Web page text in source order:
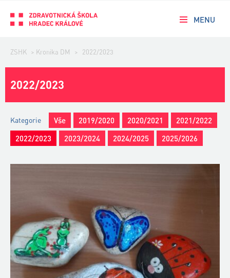
MENU
ZSHK > Kronika DM > 2022/2023
2022/2023
Kategorie Vše 2019/2020 2020/2021
2021/2022
2022/2023
2023/2024 2024/2025 2025/2026